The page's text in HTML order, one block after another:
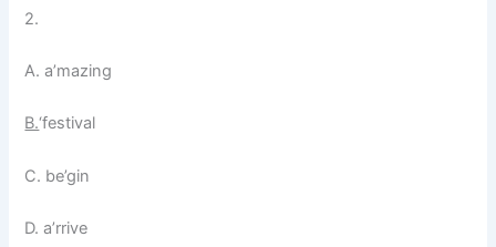
2.
A. a’mazing
B.‘festival
C. be’gin
D. a’rrive